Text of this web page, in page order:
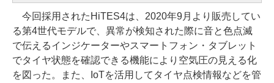
今回採用されたHiTES4は、2020年9月より販売してい
る第4世代モデルで、異常が検知された際に音と色点滅
で伝えるインジケーターやスマートフォン・タブレット
でタイヤ状態を確認できる機能により空気圧の見える化
を図った。また、IoTを活用してタイヤ点検情報などを管